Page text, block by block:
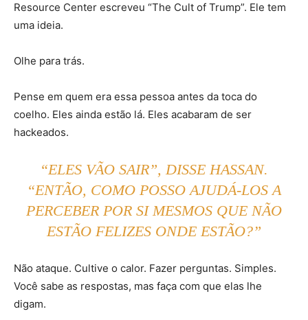
Resource Center escreveu “The Cult of Trump”. Ele tem
uma ideia.
Olhe para trás.
Pense em quem era essa pessoa antes da toca do
coelho. Eles ainda estão lá. Eles acabaram de ser
hackeados.
“ELES VÃO SAIR”, DISSE HASSAN.
“ENTÃO, COMO POSSO AJUDÁ-LOS A
PERCEBER POR SI MESMOS QUE NÃO
ESTÃO FELIZES ONDE ESTÃO?”
Não ataque. Cultive o calor. Fazer perguntas. Simples.
Você sabe as respostas, mas faça com que elas lhe
digam.